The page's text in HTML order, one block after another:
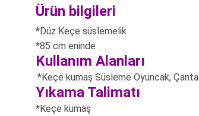
Ürün bilgileri
*Düz Keçe süslemelik
*85 cm eninde
Kullanım Alanları
*Keçe kumaş Süsleme Oyuncak, Çanta
Yıkama Talimatı
*Keçe kumaş